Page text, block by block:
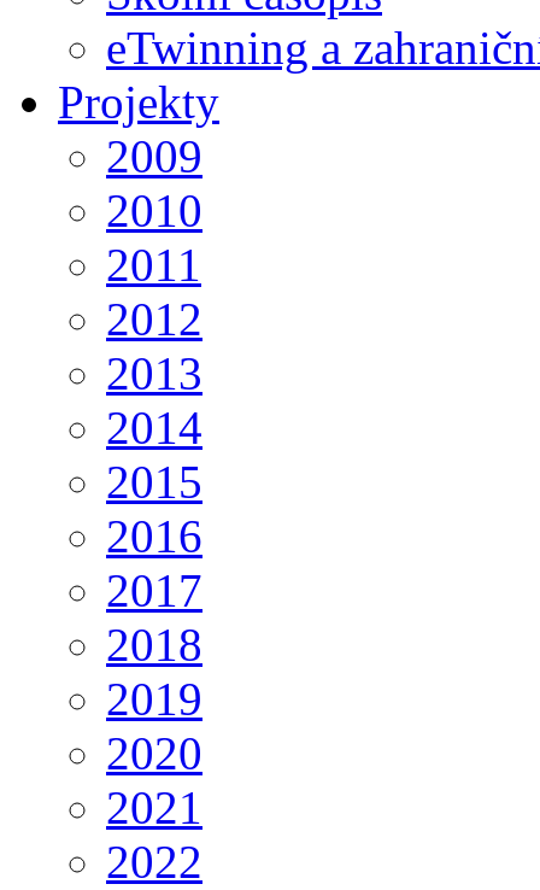
eTwinning a
Projekty
2009
2010
2011
2012
2013
2014
2015
2016
2017
2018
2019
2020
2021
2022